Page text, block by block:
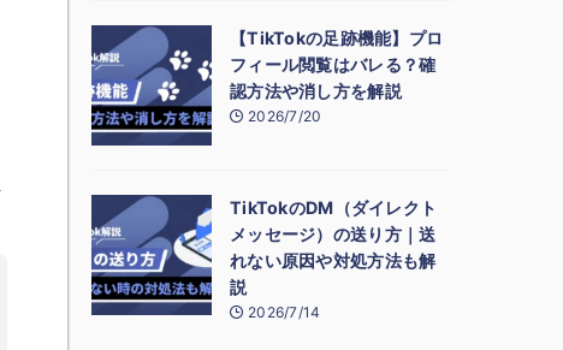
【TikTokの足跡機能】プロ
フィール閲覧はバレる？確
認方法や消し方を解説
2026/7/20
TikTokのDM（ダイレクト
メッセージ）の送り方｜送
れない原因や対処方法も解
説
2026/7/14